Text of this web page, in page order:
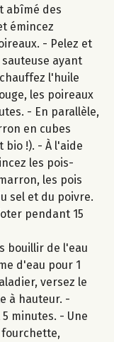
abîmé des
émincez
- Pelez et
ayant
l'huile
les poireaux
- En parallèle,
en cubes
bio !). - À l'aide
les pois-
les pois
sel et du poivre.
pendant 15
bouillir de l'eau
d'eau pour 1
versez le
à hauteur. -
minutes. - Une
fourchette,